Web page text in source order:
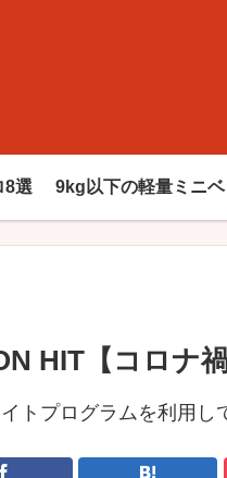
8選 9kg以下の軽量ミニベ
HIT【コロナ
トプログラムを利用し